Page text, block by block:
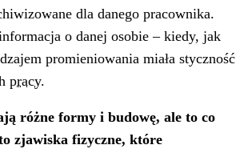
dla danego pracownika.
o danej osobie – kiedy, jak
promieniowania miała styczność
pracy.
różne formy i budowę, ale to co
zjawiska fizyczne, które